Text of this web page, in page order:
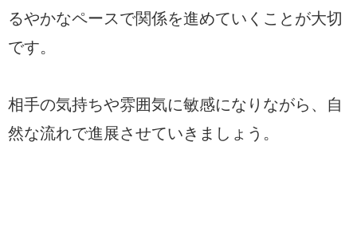
るやかなペースで関係を進めていくことが大切
です。
相手の気持ちや雰囲気に敏感になりながら、自
然な流れで進展させていきましょう。